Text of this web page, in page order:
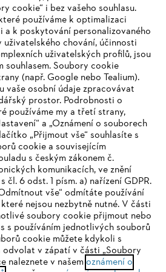
WIRD NICHT
den wir noch nicht unterstützen. Für
Seite empfehlen wir Ihnen, zu
cookie“ i bez vašeho souhlasu.
používáme k optimalizaci
k poskytování personalizovaného
uživatelského chování, účinnosti
uživatelských profilů, jsou
souhlasem. Soubory cookie
(např. Google nebo Tealium).
vaše osobní údaje zpracovávat
prostor. Podrobnosti o
používáme my a třetí strany,
a „Oznámení o souborech
„Přijmout vše“ souhlasíte s
cookie a souvisejícím
s českým zákonem č.
komunikacích, ve znění
čl. 6 odst. 1 písm. a) nařízení GDPR.
vše“ odmítáte používání
nejsou nezbytně nutné. V části
soubory cookie přijmout nebo
s používáním jednotlivých souborů
cookie můžete kdykoli s
v zápatí v části „Soubory
naleznete v našem oznámení o